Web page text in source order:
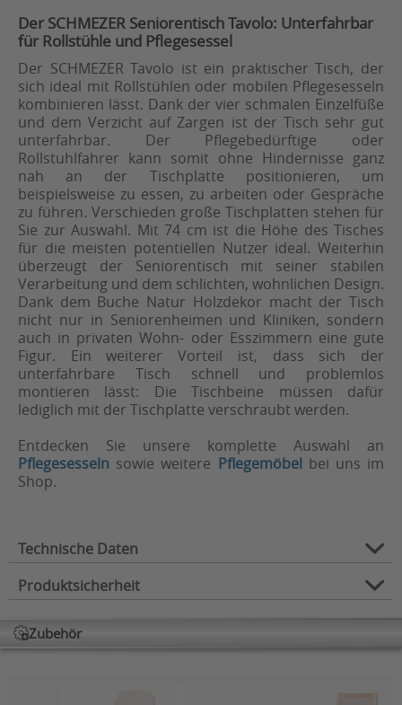
Der SCHMEZER Seniorentisch Tavolo: Unterfahrbar
für Rollstühle und Pflegesessel
Der SCHMEZER Tavolo ist ein praktischer Tisch, der
sich ideal mit Rollstühlen oder mobilen Pflegesesseln
kombinieren lässt. Dank der vier schmalen Einzelfüße
und dem Verzicht auf Zargen ist der Tisch sehr gut
unterfahrbar. Der Pflegebedürftige oder
Rollstuhlfahrer kann somit ohne Hindernisse ganz
nah an der Tischplatte positionieren, um
beispielsweise zu essen, zu arbeiten oder Gespräche
zu führen. Verschieden große Tischplatten stehen für
Sie zur Auswahl. Mit 74 cm ist die Höhe des Tisches
für die meisten potentiellen Nutzer ideal. Weiterhin
überzeugt der Seniorentisch mit seiner stabilen
Verarbeitung und dem schlichten, wohnlichen Design.
Dank dem Buche Natur Holzdekor macht der Tisch
nicht nur in Seniorenheimen und Kliniken, sondern
auch in privaten Wohn- oder Esszimmern eine gute
Figur. Ein weiterer Vorteil ist, dass sich der
unterfahrbare Tisch schnell und problemlos
montieren lässt: Die Tischbeine müssen dafür
lediglich mit der Tischplatte verschraubt werden.
Entdecken Sie unsere komplette Auswahl an
Pflegesesseln sowie weitere Pflegemöbelbei uns im
Shop.
Technische Daten
Verwendungszweck:
Alltagshilfe
Typ:
Produktsicherheit
Herstellerinformation
Zubehör